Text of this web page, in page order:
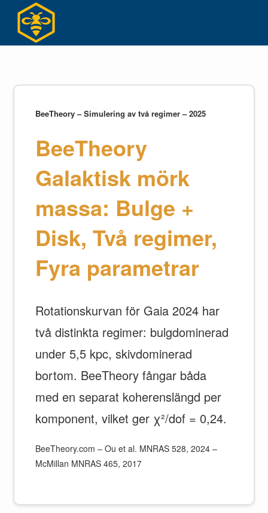
Hoppa
innehållet
BeeTheory – Simulering av två regimer – 2025
BeeTheory
Galaktisk mörk
massa: Bulge +
Disk, Två regimer,
Fyra parametrar
Rotationskurvan för Gaia 2024 har
två distinkta regimer: bulgdominerad
under 5,5 kpc, skivdominerad
bortom. BeeTheory fångar båda
med en separat koherenslängd per
komponent, vilket ger χ²/dof = 0,24.
BeeTheory.com – Ou et al. MNRAS 528, 2024 –
McMillan MNRAS 465, 2017